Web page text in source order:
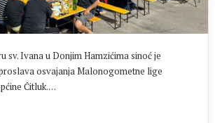
sv. Ivana u Donjim Hamzićima sinoć je
osvajanja Malonogometne lige
Čitluk.…